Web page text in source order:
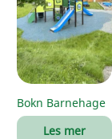
Bokn Barnehage
Les mer